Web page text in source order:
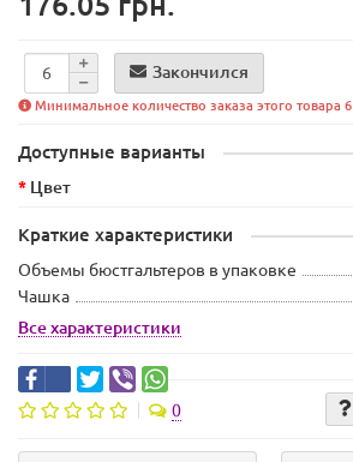
Закончился
Минимальное количество заказа этого товара 6
Доступные варианты
Цвет
Краткие характеристики
Объемы бюстгальтеров в упаковке
Чашка
Все характеристики
0